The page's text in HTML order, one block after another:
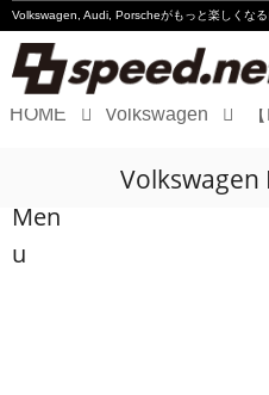
Volkswagen, Audi, Porscheがもっと楽しくな
HOME Volkswagen
Men
u
Volkswagen